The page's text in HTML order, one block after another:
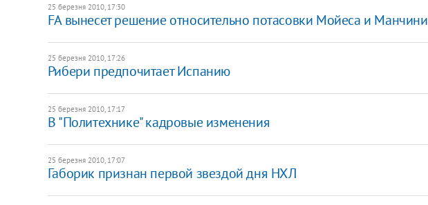
25 березня 2010, 17:30
FA вынесет решение относительно потасовки Мойеса и Манчини
25 березня 2010, 17:26
Рибери предпочитает Испанию
25 березня 2010, 17:17
В "Политехнике" кадровые изменения
25 березня 2010, 17:07
Габорик признан первой звездой дня НХЛ